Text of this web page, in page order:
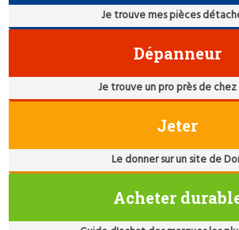
Je trouve mes pièces
Dépanneur
Je trouve un pro près de
Jeter
Le donner sur un site de
Acheter